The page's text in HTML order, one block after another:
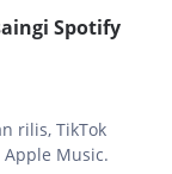
Spotify
rilis, TikTok
Music.